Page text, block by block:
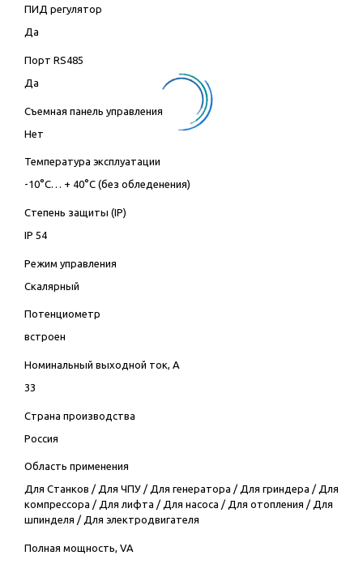
ПИД регулятор
Да
Порт RS485
Да
Съемная панель управления
Нет
Температура эксплуатации
-10°C… + 40°C (без обледенения)
Степень защиты (IP)
IP 54
Режим управления
Скалярный
Потенциометр
встроен
Номинальный выходной ток, А
33
Страна производства
Россия
Область применения
Для Станков / Для ЧПУ/ Для генератора / Для гриндера / Для
компрессора / Для лифта / Для насоса / Для отопления / Для
шпинделя / Для электродвигателя
Полная мощность, VA